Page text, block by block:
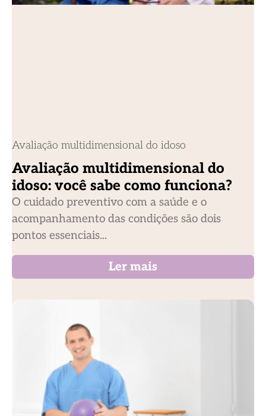
Avaliação multidimensional do idoso
Avaliação multidimensional do
idoso: você sabe como funciona?
O cuidado preventivo com a saúde e o
acompanhamento das condições são dois
pontos essenciais...
Ler mais